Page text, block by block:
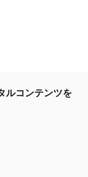
ルコンテンツを